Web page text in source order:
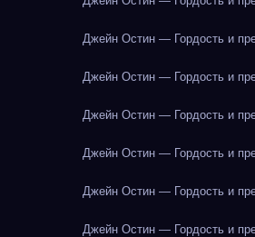
Джейн Остин — Гордость и
Джейн Остин — Гордость и
Джейн Остин — Гордость и
Джейн Остин — Гордость и
Джейн Остин — Гордость и
Джейн Остин — Гордость и